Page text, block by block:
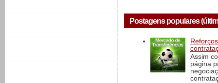
Postagens populares
Assim
página